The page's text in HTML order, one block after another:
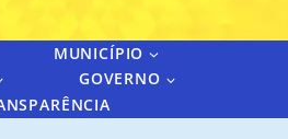
MUNICÍPIO
GOVERNO